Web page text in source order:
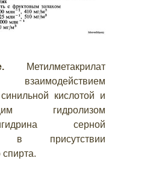
Метилметакрилат
взаимодействием
кислотой и
гидролизом
серной
в присутствии
спирта.